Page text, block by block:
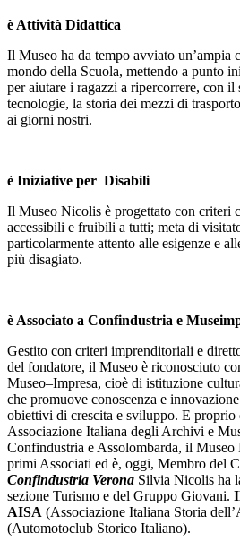
è Attività Didattica
Il Museo ha da tempo avviato un’ampia
mondo della Scuola, mettendo a punto
per aiutare i ragazzi a ripercorrere, con il
tecnologie, la storia dei mezzi di
ai giorni nostri.
è Iniziative per Disabili
Il Museo Nicolis è progettato con criteri
accessibili e fruibili a tutti; meta di
particolarmente attento alle esigenze e
più disagiato.
è Associato a Confindustria e
Gestito con criteri imprenditoriali e
del fondatore, il Museo è riconosciuto
Museo–Impresa, cioè di istituzione
che promuove conoscenza e
obiettivi di crescita e sviluppo. E proprio
Associazione Italiana degli Archivi e
Confindustria e Assolombarda, il Museo
primi Associati ed è, oggi, Membro del
Confindustria Verona Silvia Nicolis ha
sezione Turismo e del Gruppo Giovani.
AISA (Associazione Italiana Storia
(Automotoclub Storico Italiano).